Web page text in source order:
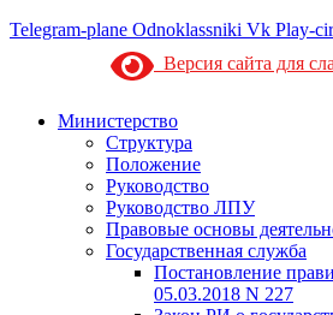
Telegram-plane Odnoklassniki Vk Play-
Версия сайта для
Министерство
Структура
Положение
Руководство
Руководство ЛПУ
Правовые основы
Государственная служба
Постановление
05.03.2018 N 227